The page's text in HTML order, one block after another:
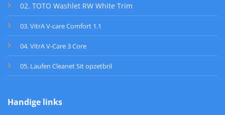
02. TOTO Washlet RW White Trim
03. VitrA V-care Comfort 1.1
04. VitrA V-Care 3 Core
05. Laufen Cleanet Sit opzetbril
Handige links